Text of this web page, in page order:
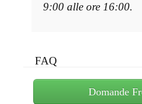
9:00 alle ore 16:00.
FAQ
Domande